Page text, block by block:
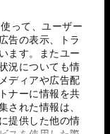
って、ユーザー
告の表示、トラ
ます。またユー
況についても情
ディアや広告配
ナーに情報を共
された情報は、
提供した他の情